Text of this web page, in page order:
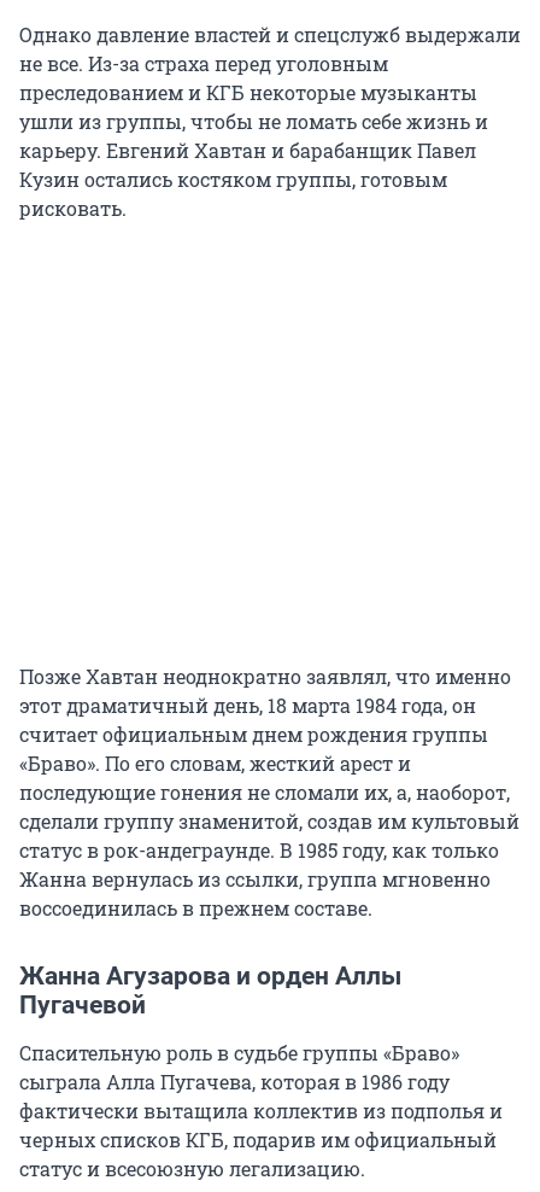
Однако давление властей и спецслужб выдержали
не все. Из-за страха перед уголовным
преследованием и КГБ некоторые музыканты
ушли из группы, чтобы не ломать себе жизнь и
карьеру. Евгений Хавтан и барабанщик Павел
Кузин остались костяком группы, готовым
рисковать.
Позже Хавтан неоднократно заявлял, что именно
этот драматичный день, 18 марта 1984 года, он
считает официальным днем рождения группы
«Браво». По его словам, жесткий арест и
последующие гонения не сломали их, а, наоборот,
сделали группу знаменитой, создав им культовый
статус в рок-андеграунде. В 1985 году, как только
Жанна вернулась из ссылки, группа мгновенно
воссоединилась в прежнем составе.
Жанна Агузарова и орден Аллы
Пугачевой
Спасительную роль в судьбе группы «Браво»
сыграла Алла Пугачева, которая в 1986 году
фактически вытащила коллектив из подполья и
черных списков КГБ, подарив им официальный
статус и всесоюзную легализацию.